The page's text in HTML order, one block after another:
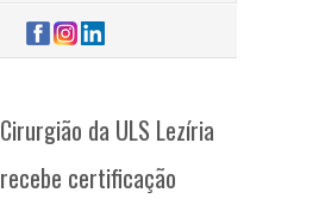
Cirurgião da ULS Lezíria
recebe certificação